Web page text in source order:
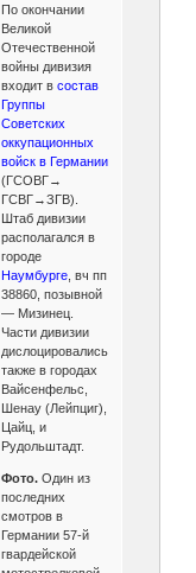
По окончании
Великой
Отечественной
войны дивизия
входит в состав
Группы
Советских
оккупационных
войск в Германии
(ГСОВГ→
ГСВГ→ЗГВ).
Штаб дивизии
располагался в
городе
Наумбурге, вч пп
38860, позывной
— Мизинец.
Части дивизии
дислоцировались
также в городах
Вайсенфельс,
Шенау (Лейпциг),
Цайц, и
Рудольштадт.
Фото.Один из
последних
смотров в
Германии 57-й
гвардейской